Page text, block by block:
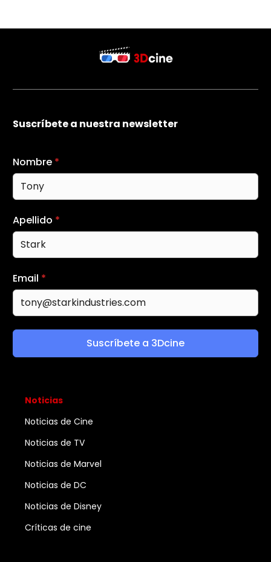
Suscríbete a nuestra newsletter
Nombre *
Apellido *
Email *
Suscríbete a 3Dcine
Noticias
Noticias de Cine
Noticias de TV
Noticias de Marvel
Noticias de DC
Noticias de Disney
Críticas de cine